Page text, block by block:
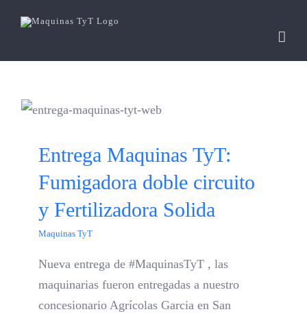
Entrega Maquinas TyT:
Fumigadora doble circuito
y Fertilizadora Solida
Maquinas TyT
Nueva entrega de #MaquinasTyT , las
maquinarias fueron entregadas a nuestro
concesionario Agrícolas Garcia en San